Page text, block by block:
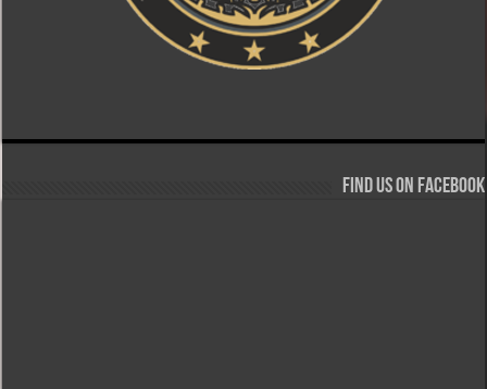
Find us on Facebook